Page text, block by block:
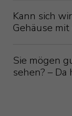
Der
„Ceramic-
Eines der
Kann sich
Gehäuse
Sie mögen
sehen? –